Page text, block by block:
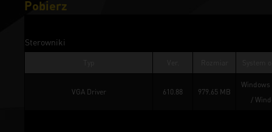
Pobierz
Sterowniki
VGA Driver 610.88 979.65 MB
Windows
/